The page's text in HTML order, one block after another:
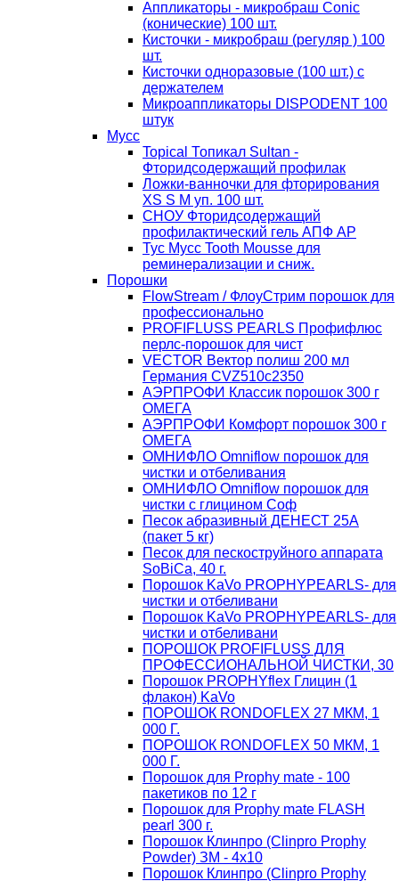
Аппликаторы - микробраш Conic
(конические) 100 шт.
Кисточки - микробраш (регуляр ) 100
шт.
Кисточки одноразовые (100 шт.) с
держателем
Микроаппликаторы DISPODENT 100
штук
Мусс
Topical Топикал Sultan -
Фторидсодержащий профилак
Ложки-ванночки для фторирования
XS S М уп. 100 шт.
СНОУ Фторидсодержащий
профилактический гель АПФ AP
Тус Мусс Tooth Mousse для
реминерализации и сниж.
Порошки
FlowStream / ФлоуСтрим порошок для
профессионально
PROFIFLUSS PEARLS Профифлюс
перлс-порошок для чист
VECTOR Вектор полиш 200 мл
Германия CVZ510с2350
АЭРПРОФИ Классик порошок 300 г
ОМЕГА
АЭРПРОФИ Комфорт порошок 300 г
ОМЕГА
ОМНИФЛО Omniflow порошок для
чистки и отбеливания
ОМНИФЛО Omniflow порошок для
чистки с глицином Соф
Песок абразивный ДЕНЕСТ 25А
(пакет 5 кг)
Песок для пескоструйного аппарата
SoBiCa, 40 г.
Порошок KaVo PROPHYPEARLS- для
чистки и отбеливани
Порошок KaVo PROPHYPEARLS- для
чистки и отбеливани
ПОРОШОК PROFIFLUSS ДЛЯ
ПРОФЕССИОНАЛЬНОЙ ЧИСТКИ, 30
Порошок PROPHYflex Глицин (1
флакон) KaVo
ПОРОШОК RONDOFLEX 27 МКМ, 1
000 Г.
ПОРОШОК RONDOFLEX 50 МКМ, 1
000 Г.
Порошок для Proрhy mate - 100
пакетиков по 12 г
Порошок для Proрhy mate FLASH
pearl 300 г.
Порошок Клинпро (Clinpro Prophy
Powder) ЗМ - 4х10
Порошок Клинпро (Clinpro Prophy